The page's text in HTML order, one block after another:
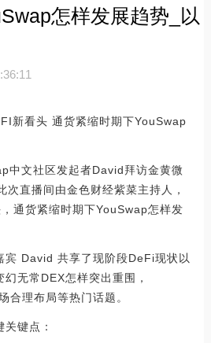
怎样发展趋势_以
新看头 通货紧缩时期下YouSwap
中文社区发起者David拜访金黄微
直播间由金色财经紫菜主持人，
通货紧缩时期下YouSwap怎样发
宾 David 共享了现阶段DeFi现状以
无常DEX怎样突出重围，
合理布局等热门话题。
键点：